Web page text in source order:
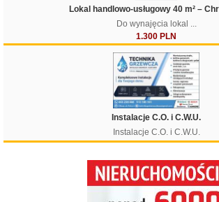
Lokal handlowo-usługowy 40 m² –
Do wynajęcia lokal ...
1.300 PLN
Instalacje C.O. i C.W.U.
Instalacje C.O. i C.W.U.